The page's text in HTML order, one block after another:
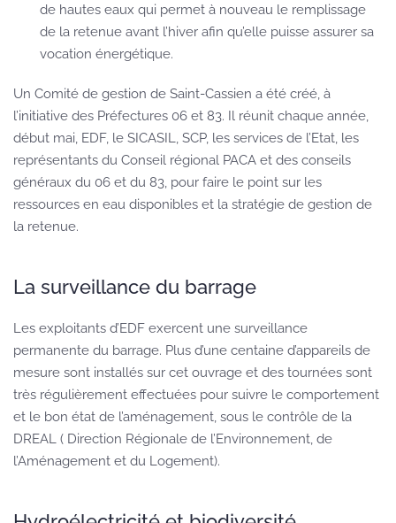
de hautes eaux qui permet à nouveau le remplissage
de la retenue avant l’hiver afin qu’elle puisse assurer sa
vocation énergétique.
Un Comité de gestion de Saint-Cassien a été créé, à
l’initiative des Préfectures 06 et 83. Il réunit chaque année,
début mai, EDF, le SICASIL, SCP, les services de l’Etat, les
représentants du Conseil régional PACA et des conseils
généraux du 06 et du 83, pour faire le point sur les
ressources en eau disponibles et la stratégie de gestion de
la retenue.
La surveillance du barrage
Les exploitants d’EDF exercent une surveillance
permanente du barrage. Plus d’une centaine d’appareils de
mesure sont installés sur cet ouvrage et des tournées sont
très régulièrement effectuées pour suivre le comportement
et le bon état de l’aménagement, sous le contrôle de la
DREAL ( Direction Régionale de l’Environnement, de
l’Aménagement et du Logement).